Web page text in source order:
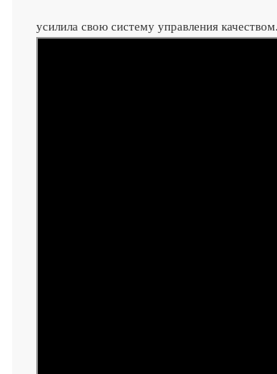
усилила свою систему управления качеством.